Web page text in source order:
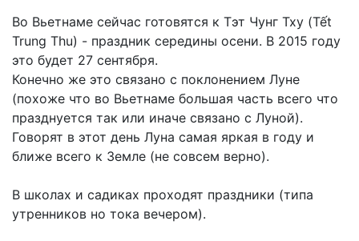
Во Вьетнаме сейчас готовятся к Тэт Чунг Тху (Tết
Trung Thu) - праздник середины осени. В 2015 году
это будет 27 сентября.
Конечно же это связано с поклонением Луне
(похоже что во Вьетнаме большая часть всего что
празднуется так или иначе связано с Луной).
Говорят в этот день Луна самая яркая в году и
ближе всего к Земле (не совсем верно).
В школах и садиках проходят праздники (типа
утренников но тока вечером).